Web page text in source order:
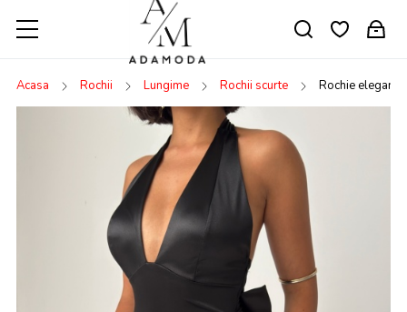
Acasa Rochii Lungime Rochii scurte Rochie